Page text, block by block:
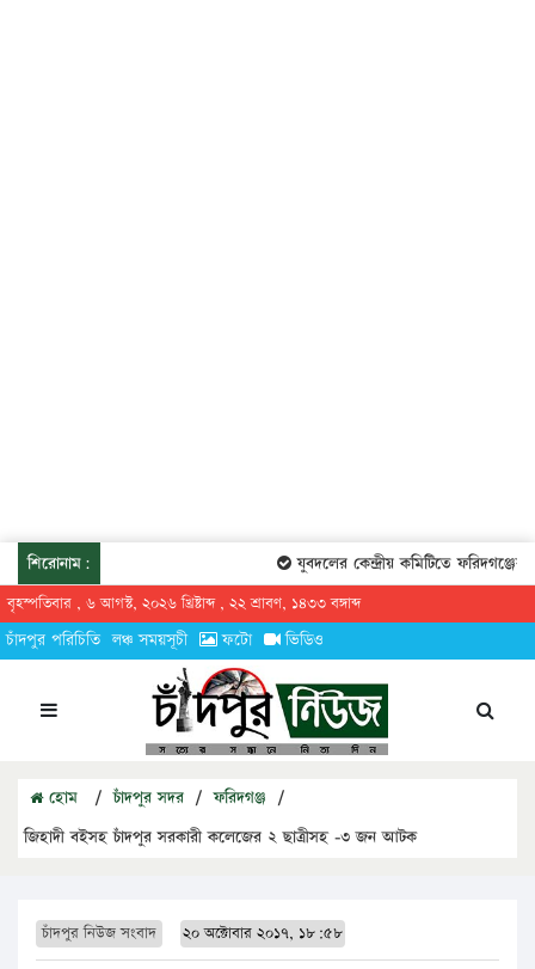
শিরোনাম: যুবদলের কেন্দ্রীয় কমিটিতে ফরিদগঞ্জের
বৃহস্পতিবার , ৬ আগস্ট, ২০২৬ খ্রিষ্টাব্দ , ২২ শ্রাবণ, ১৪৩৩ বঙ্গাব্দ
চাঁদপুর পরিচিতি লঞ্চ সময়সূচী ফটো ভিডিও
হোম / চাঁদপুর সদর / ফরিদগঞ্জ /
জিহাদী বইসহ চাঁদপুর সরকারী কলেজের ২ ছাত্রীসহ -৩ জন আটক
চাঁদপুর নিউজ সংবাদ ২০ অক্টোবার ২০১৭, ১৮:৫৮